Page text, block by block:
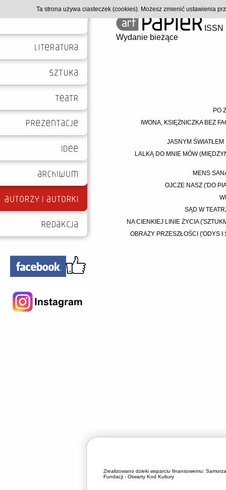
Wydanie bieżące
PO
IWONA, KSIĘŻNICZKA BEZ
JASNYM
LALKĄ DO MNIE MÓW
MENS
OJCZE NASZ ('DO
SĄD W
NA CIENKIEJ LINIE ŻYCIA
OBRAZY PRZESZŁOŚCI ('ODYS I
Zrealizowano dzieki wsparciu finansowemu:
Fundacji - Otwarty Kod Kultury
Ta strona używa ciasteczek (cookies). Możesz zmienić ustawienia